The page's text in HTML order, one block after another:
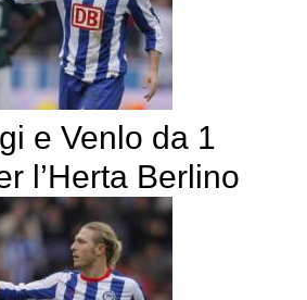
e Venlo da 1
l’Herta Berlino